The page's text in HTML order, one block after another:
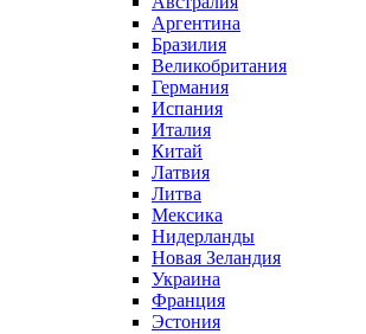
Аргентина
Бразилия
Великобритания
Германия
Испания
Италия
Китай
Латвия
Литва
Мексика
Нидерланды
Новая Зеландия
Украина
Франция
Эстония